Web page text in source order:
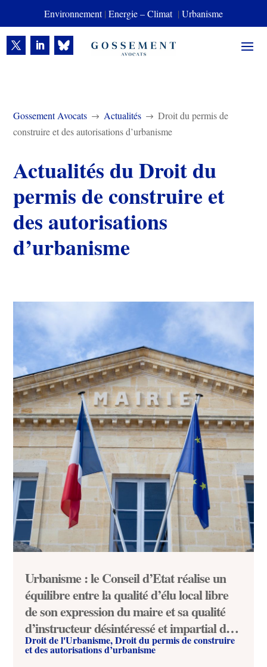
Environnement| Energie – Climat | Urbanisme
Gossement Avocats $ Actualités $ Droit du permis de
construire et des autorisations d’urbanisme
Actualités du Droit du
permis de construire et
des autorisations
d’urbanisme
Urbanisme : le Conseil d’Etat réalise un
équilibre entre la qualité d’élu local libre
de son expression du maire et sa qualité
d’instructeur désintéressé et impartial des
demandes d’autorisations d’urbanisme
Droit de l'Urbanisme,Droit du permis de construire
et des autorisations d’urbanisme